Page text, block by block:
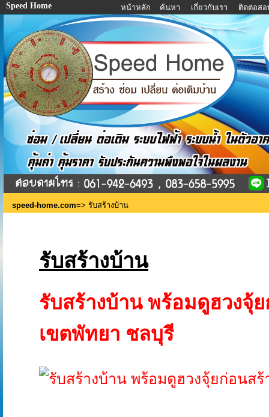
Speed Home หน้าหลัก ค้นหา เกี่ยวกับเรา ติดต่อส
speed-home.com=> รับสร้างบ้าน
รับสร้างบ้าน
รับสร้างบ้าน พร้อมดูฮวงจุ้
เขตพัทยา ชลบุรี